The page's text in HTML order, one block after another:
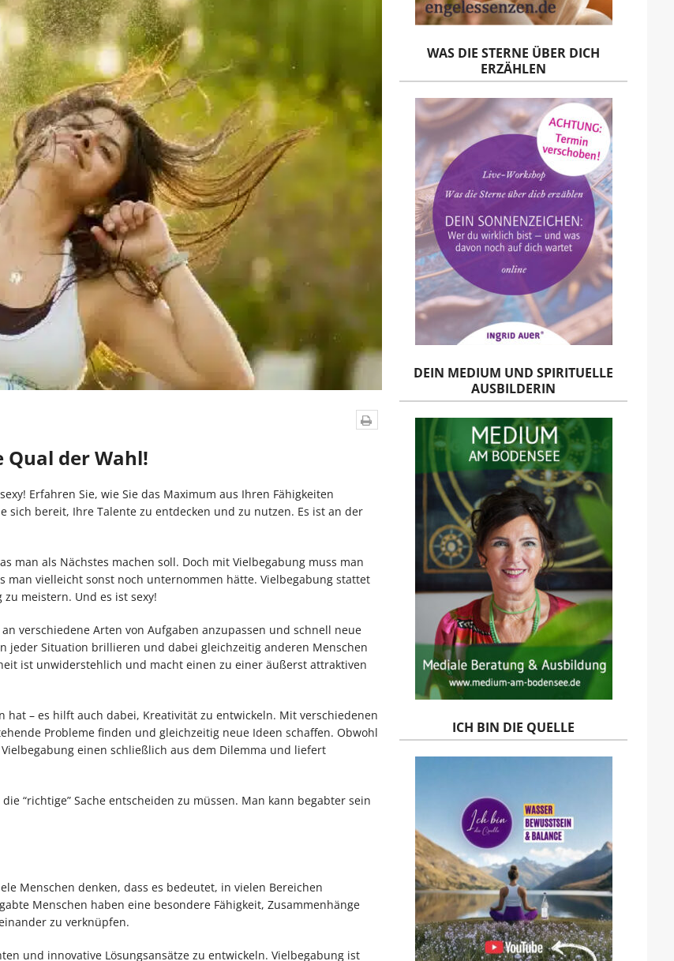
Qual der Wahl!
Erfahren Sie, wie Sie das Maximum aus Ihren Fähigkeiten
bereit, Ihre Talente zu entdecken und zu nutzen. Es ist an der
man als Nächstes machen soll. Doch mit Vielbegabung muss man
vielleicht sonst noch unternommen hätte. Vielbegabung stattet
meistern. Und es ist sexy!
verschiedene Arten von Aufgaben anzupassen und schnell neue
jeder Situation brillieren und dabei gleichzeitig anderen Menschen
ist unwiderstehlich und macht einen zu einer äußerst attraktiven
– es hilft auch dabei, Kreativität zu entwickeln. Mit verschiedenen
Probleme finden und gleichzeitig neue Ideen schaffen. Obwohl
einen schließlich aus dem Dilemma und liefert
“richtige” Sache entscheiden zu müssen. Man kann begabter sein
Menschen denken, dass es bedeutet, in vielen Bereichen
Menschen haben eine besondere Fähigkeit, Zusammenhänge
zu verknüpfen.
und innovative Lösungsansätze zu entwickeln. Vielbegabung ist
WAS DIE STERNE ÜBER DICH
ERZÄHLEN
DEIN MEDIUM UND SPIRITUELLE
AUSBILDERIN
ICH BIN DIE QUELLE